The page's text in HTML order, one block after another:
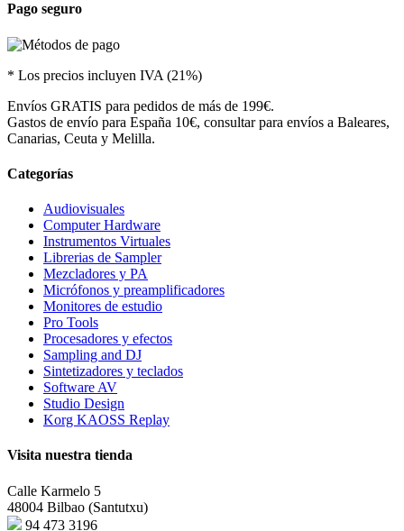
Pago seguro
* Los precios incluyen IVA (21%)
Envíos GRATIS para pedidos de más de 199€.
Gastos de envío para España 10€, consultar para envíos a Baleares,
Canarias, Ceuta y Melilla.
Categorías
Audiovisuales
Computer Hardware
Instrumentos Virtuales
Librerias de Sampler
Mezcladores y PA
Micrófonos y preamplificadores
Monitores de estudio
Pro Tools
Procesadores y efectos
Sampling and DJ
Sintetizadores y teclados
Software AV
Studio Design
Korg KAOSS Replay
Visita nuestra tienda
Calle Karmelo 5
48004 Bilbao (Santutxu)
94 473 3196